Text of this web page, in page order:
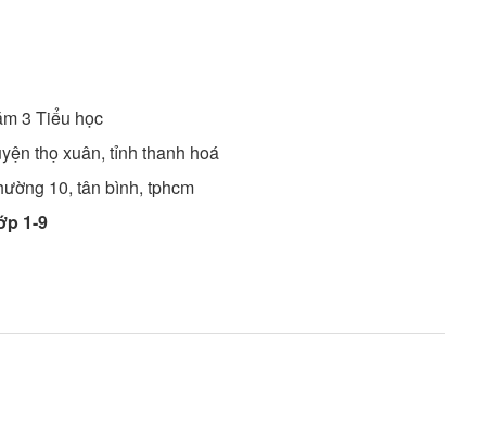
3 Tiểu học
thọ xuân, tỉnh thanh hoá
10, tân bình, tphcm
1-9